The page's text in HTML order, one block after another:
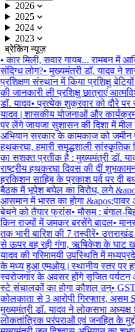
2026
2025
2024
2023
ब्रेकिंग न्यूज़
कार मिली, सवार गायब... रामबन में
लोग?• मुख्यमंत्री डॉ. यादव ने
संस्थान में किया प्रशिक्षु
जानकारी ली प्रशिक्षु छात्राएं
यादव• प्रत्येक शुक्रवार को दौरे पर
| शासकीय योजनाओं और
लेंगे जायजा सुशासन की दिशा में मील
सरकार के कामकाज को
हमारी समृद्धशाली सांस्कृतिक
सशक्त प्रतीक है : मुख्यमंत्री डॉ.
हथकरघा दिवस की दीं
साहिब के प्रकाश पर्व पर दी
में भूपेश बघेल का विरोध, लगे
में भारत का होगा
को तैयार फ्रांस• मौसम : बंगाल-
राज्यों में जमकर बरसेंगे बादल•
भारी बारिश की 7 तस्वीरें•
ऊपर बह रही गंगा, ऋषिकेश के घाट
की गरिमामयी उपस्थिति में
मध्य हुआ एमओयू | स्थानीय स्तर पर
के अवसर होंगे सृजित
संचालकों का होगा कौशल उन्•
से 3 आरोपी गिरफ्तार, असम
डॉ. यादव ने लोकसभा अध्यक्ष
परंपराओं एवं जनहित के